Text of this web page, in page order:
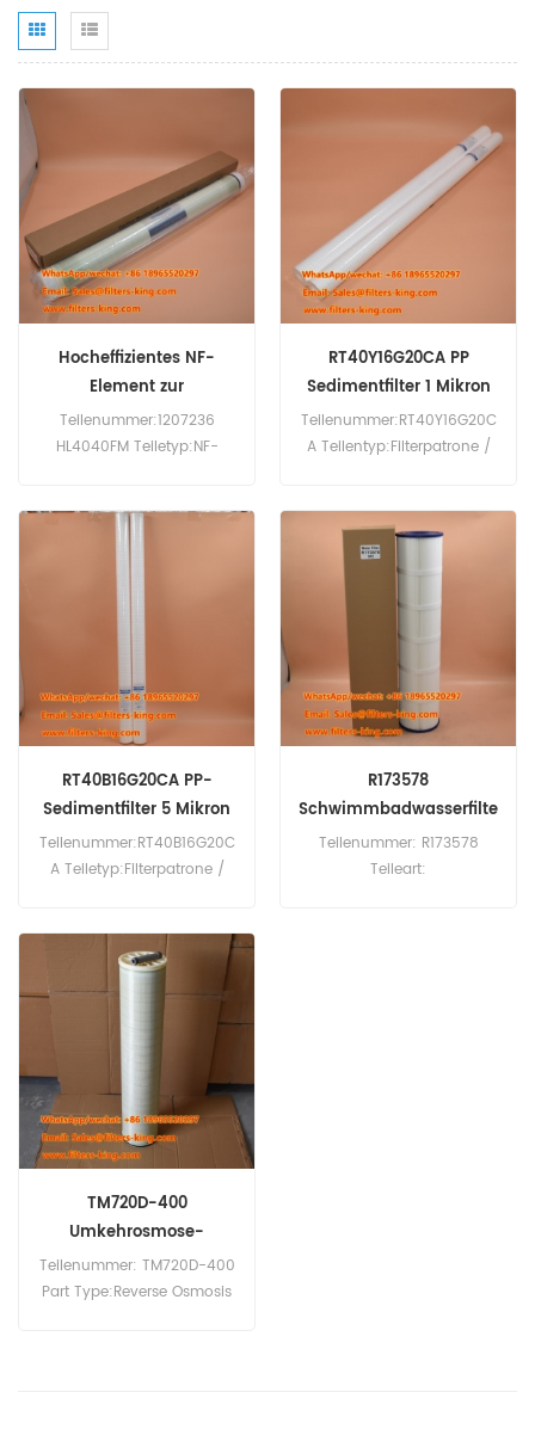
Hocheffizientes NF-
Element zur
Wasserenthärtung
1207236 HL4040FM
Teilenummer:1207236
HL4040FM Teiletyp:NF-
Marke:SUEZ Membranersatz
RT40Y16G20CA PP
Sedimentfilter 1 Mikron
Teilenummer:RT40Y16G20C
A Teilentyp:Filterpatrone /
Ersatz
Mindestbestellmenge:60
Stück
RT40B16G20CA PP-
Sedimentfilter 5 Mikron
Teilenummer:RT40B16G20C
A Teiletyp:Filterpatrone /
Ersatz
Mindestbestellmenge:60Stk
R173578
Schwimmbadwasserfilte
r
Teilenummer: R173578
Teileart:
TM720D-400
Umkehrosmose-
Element TM720D400
Teilenummer: TM720D-400
Part Type:Reverse Osmosis